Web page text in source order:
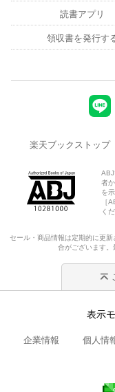
読書アプリ
領収書を発行す
楽天ブックストップ
者
を
［
く
セール・商品情報は定期的に更
合がございます。
表示
企業情報 個人情